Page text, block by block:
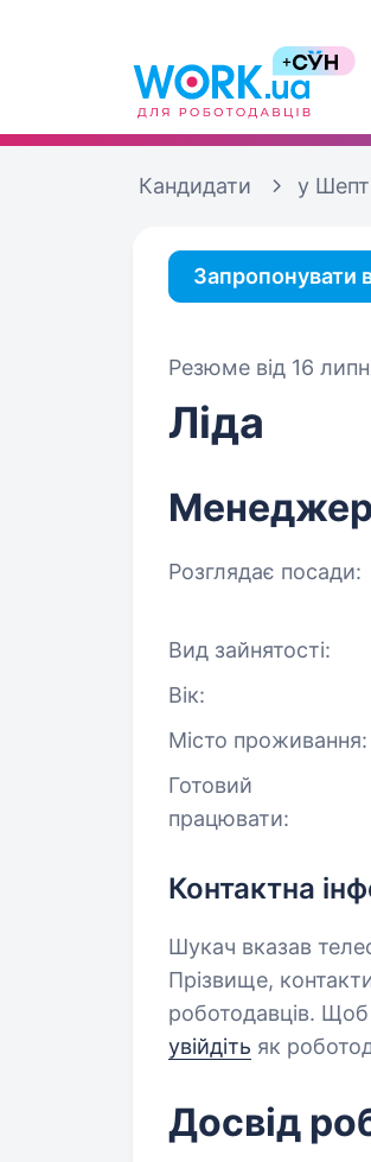
Кандидати у
Запропонувати
Резюме від 16
Ліда
Розглядає посади:
Вид зайнятості:
Вік:
Місто проживання:
Готовий
працювати:
Контактна
Шукач вказав
Прізвище,
роботодавців.
увійдіть як
Досвід